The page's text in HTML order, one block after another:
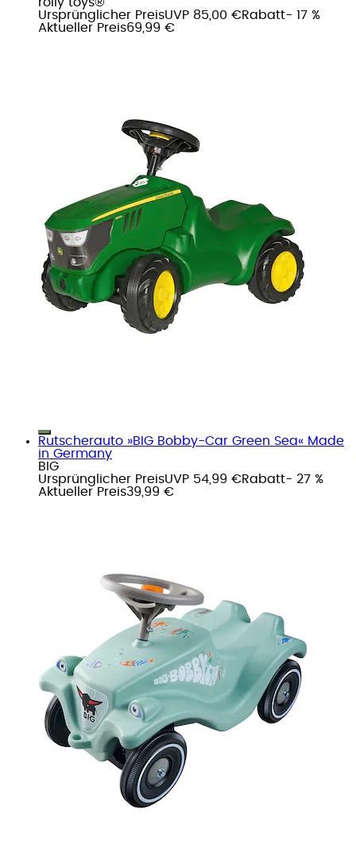
Ursprünglicher PreisUVP 85,00 €Rabatt- 17 %
Aktueller Preis69,99 €
Rutscherauto »BIG Bobby-Car Green Sea« Made
in Germany
BIG
Ursprünglicher PreisUVP 54,99 €Rabatt- 27 %
Aktueller Preis39,99 €